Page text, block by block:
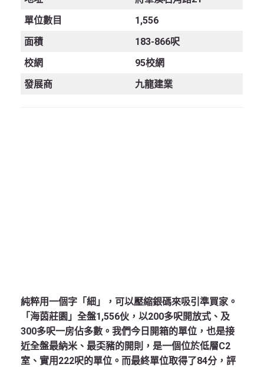
單位數目
1,556
面積
183-866呎
校網
95校網
發展商
九龍建業
純粹用一個字「細」，可以壓縮銀碼來吸引準買家。
「海茵莊園」全盤1,556伙，以200多呎開放式、及
300多呎一房佔多數。我們今日開箱的單位，也是接
近全盤最納米、最奀豬的開則，是一個位於低層C2
室、實用222呎的單位。而最終單位取得了84分，評